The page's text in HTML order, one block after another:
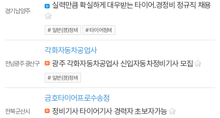
경기 남양주
실력만큼 확실하게 대우받는 타이어.경정비 정규직 채용
# 일반(경)정비 # 타이어정비
전남광주 광산구
각화자동차공업사
광주 각화자동차공업사 신입자동차정비기사 모집
# 일반(경)정비
전북 군산시
금호타이어프로수송점
정비기사 타이어기사 경력자 초보자가능